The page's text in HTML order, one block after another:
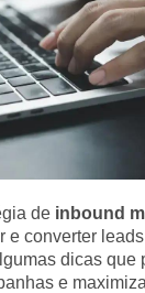
de inbound
e converter
dicas que
e